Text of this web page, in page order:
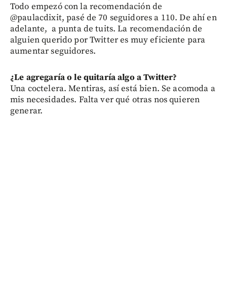
Todo empezó con la recomendación de
@paulacdixit, pasé de 70 seguidores a 110. De ahí en
adelante, a punta de tuits. La recomendación de
alguien querido por Twitter es muy eficiente para
aumentar seguidores.
¿Le agregaría o le quitaría algo a Twitter?
Una coctelera. Mentiras, así está bien. Se acomoda a
mis necesidades. Falta ver qué otras nos quieren
generar.